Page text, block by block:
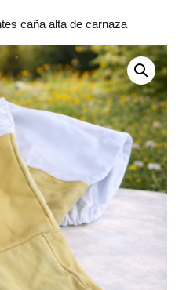
caña alta de carnaza